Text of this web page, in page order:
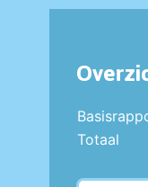
Totaal